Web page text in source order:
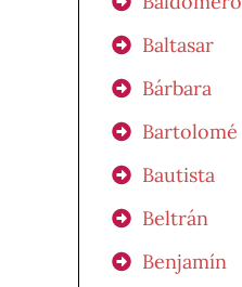
Baltasar
Bárbara
Bartolomé
Bautista
Beltrán
Benjamín